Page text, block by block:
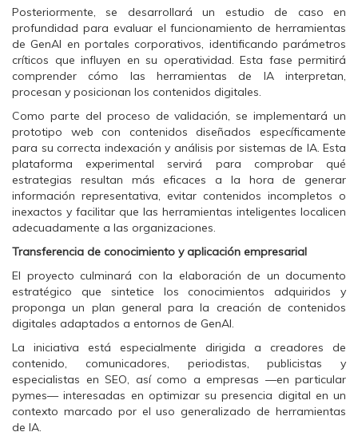
e
v
a
)
v
a
)
v
a
)
Posteriormente, se desarrollará un estudio de caso en
profundidad para evaluar el funcionamiento de herramientas
de GenAI en portales corporativos, identificando parámetros
críticos que influyen en su operatividad. Esta fase permitirá
comprender cómo las herramientas de IA interpretan,
procesan y posicionan los contenidos digitales.
Como parte del proceso de validación, se implementará un
prototipo web con contenidos diseñados específicamente
para su correcta indexación y análisis por sistemas de IA. Esta
plataforma experimental servirá para comprobar qué
estrategias resultan más eficaces a la hora de generar
información representativa, evitar contenidos incompletos o
inexactos y facilitar que las herramientas inteligentes localicen
adecuadamente a las organizaciones.
Transferencia de conocimiento y aplicación empresarial
El proyecto culminará con la elaboración de un documento
estratégico que sintetice los conocimientos adquiridos y
proponga un plan general para la creación de contenidos
digitales adaptados a entornos de GenAI.
La iniciativa está especialmente dirigida a creadores de
contenido, comunicadores, periodistas, publicistas y
especialistas en SEO, así como a empresas —en particular
pymes— interesadas en optimizar su presencia digital en un
contexto marcado por el uso generalizado de herramientas
de IA.